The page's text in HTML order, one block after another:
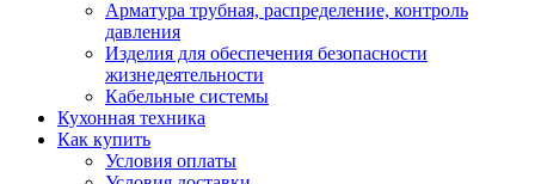
Арматура трубная, распределение, контроль
давления
Изделия для обеспечения безопасности
жизнедеятельности
Кабельные системы
Кухонная техника
Как купить
Условия оплаты